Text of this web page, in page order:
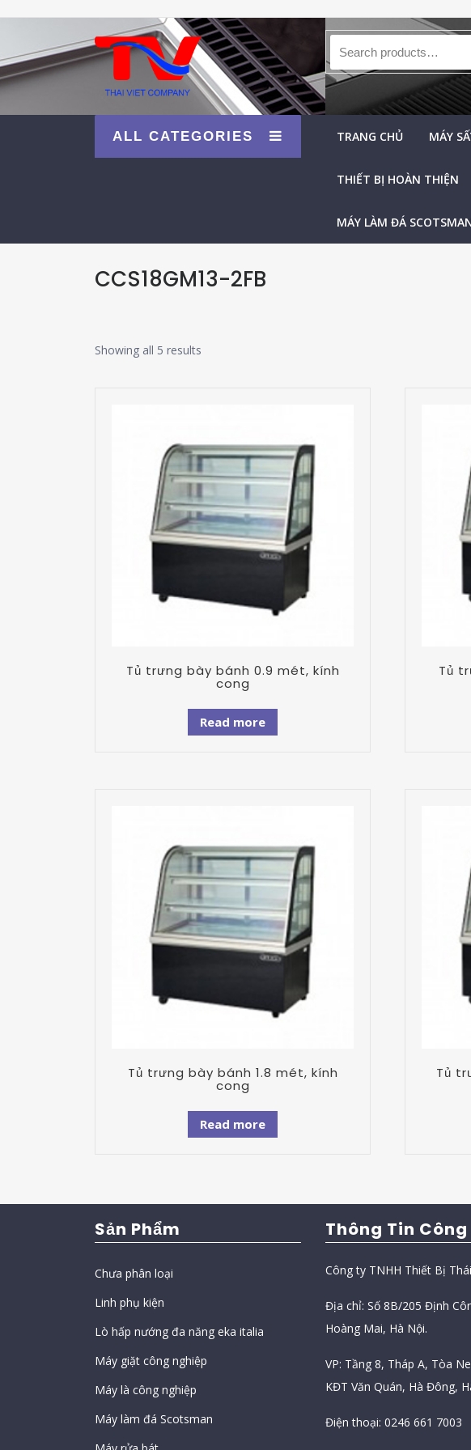
ALL CATEGORIES TRANG CHỦ MÁY
THIẾT BỊ HOÀN THIỆN
MÁY LÀM ĐÁ
CCS18GM13-2FB
Showing all 5 results
Tủ trưng bày bánh 0.9 mét, kính
cong
Read more
Tủ
Tủ trưng bày bánh 1.8 mét, kính
cong
Read more
Tủ
Sản Phẩm
Chưa phân loại
Linh phụ kiện
Lò hấp nướng đa năng eka italia
Máy giặt công nghiệp
Máy là công nghiệp
Máy làm đá Scotsman
Thông Tin Công
Công ty TNHH Thiết Bị
Địa chỉ: Số 8B/205 Định
Hoàng Mai, Hà Nội.
VP: Tầng 8, Tháp A, Tòa
KĐT Văn Quán, Hà Đông,
Điện thoại: 0246 661 7003